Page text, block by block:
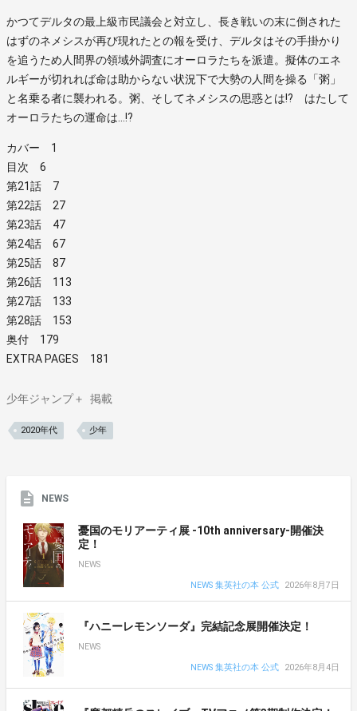
かつてデルタの最上級市民議会と対立し、長き戦いの末に倒された
はずのネメシスが再び現れたとの報を受け、デルタはその手掛かり
を追うため人間界の領域外調査にオーロラたちを派遣。擬体のエネ
ルギーが切れれば命は助からない状況下で大勢の人間を操る「粥」
と名乗る者に襲われる。粥、そしてネメシスの思惑とは!? はたして
オーロラたちの運命は…!?
カバー 1
目次 6
第21話 7
第22話 27
第23話 47
第24話 67
第25話 87
第26話 113
第27話 133
第28話 153
奥付 179
EXTRA PAGES 181
少年ジャンプ＋ 掲載
2020年代 少年
NEWS
憂国のモリアーティ展 -10th anniversary-開催決
定！
NEWS
NEWS 集英社の本 公式
2026年8月7日
『ハニーレモンソーダ』完結記念展開催決定！
NEWS
NEWS 集英社の本 公式
2026年8月4日